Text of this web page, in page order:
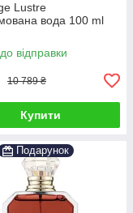
Lustre
вода 100 ml
відправки
10 789 ₴
Купити
Подарунок